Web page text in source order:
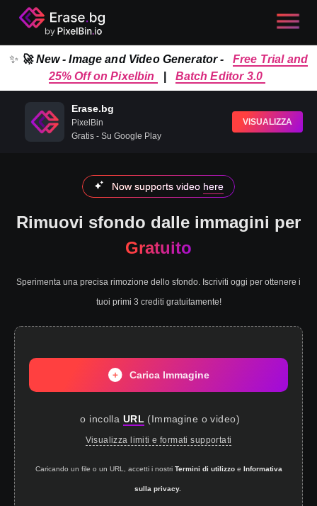
✨ 🚀 New - Image and Video Generator -
Free Trial and
25% Off on Pixelbin
Batch Editor 3.0
Erase.bg
PixelBin
Gratis - Su Google Play
VISUALIZZA
Now supports video here
Rimuovi sfondo dalle immagini per
Gratuito
Sperimenta una precisa rimozione dello sfondo. Iscriviti oggi per ottenere i
tuoi primi 3 crediti gratuitamente!
Carica Immagine
o incolla URL (Immagine o video)
Visualizza limiti e formati supportati
Caricando un file o un URL, accetti i nostri Termini di utilizzo e Informativa
sulla privacy.